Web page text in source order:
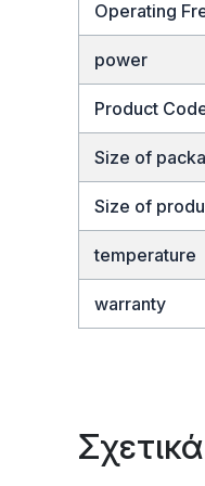
Operating
power
Product
Size of
Size of
temperature
warranty